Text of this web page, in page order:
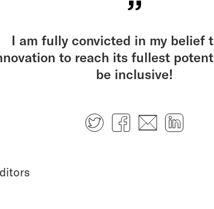
I am fully convicted in my belief
to reach its fullest
be inclusive!
TwitterFacebook
E-mail